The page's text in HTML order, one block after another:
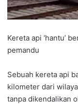
Kereta api ‘hantu’
pemandu
Sebuah kereta api
kilometer dari
tanpa dikendalikan